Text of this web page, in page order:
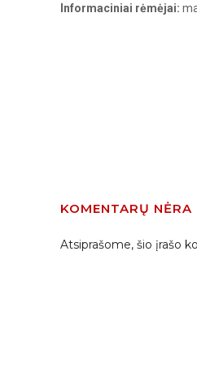
Informaciniai rėmėjai:
KOMENTARŲ NĖRA
Atsiprašome, šio įrašo